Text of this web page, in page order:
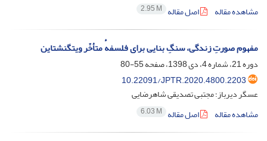
مشاهده مقاله
اصل مقاله 2.95 M
مفهوم صورتِ زندگی‌‌‌‌، سنگِ بنایی برای فلسفهٔ متأخّر ویتگنشتاین
دوره 21، شماره 4، دی 1398، صفحه
55-80
10.22091/JPTR.2020.4800.2203
عسگر دیرباز؛ مجتبی تصدیقی شاهرضایی
مشاهده مقاله
اصل مقاله 6.03 M